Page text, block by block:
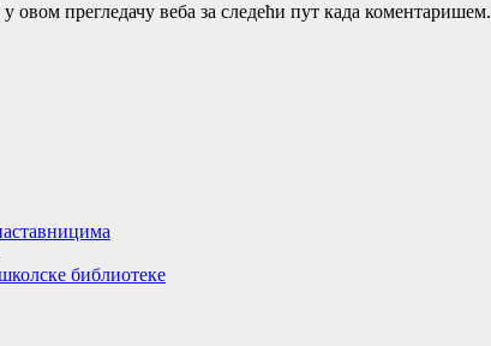
овом прегледачу веба за следећи пут када коментаришем.
библиотеке